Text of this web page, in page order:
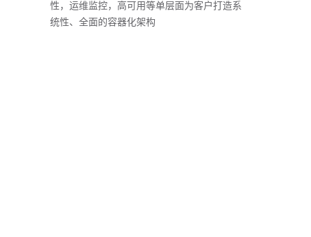
性，运维监控，高可用等单层面为客户打造系
统性、全面的容器化架构